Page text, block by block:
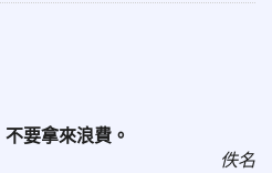
要拿來浪費。
佚名